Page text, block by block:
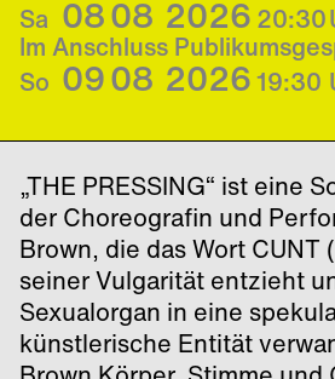
Sa 0808 2026 20:30
Im Anschluss
So 0908 202619:30
„THE PRESSING“ ist eine
der Choreografin und
Brown, die das Wort CUNT
seiner Vulgarität entzieht
Sexualorgan in eine
künstlerische Entität